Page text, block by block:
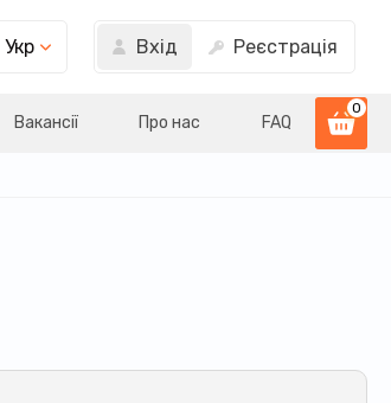
Укр Вхід Реєстрація
Вакансії Про нас FAQ
0